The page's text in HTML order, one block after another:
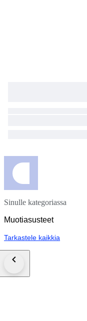
Sinulle kategoriassa
Muotiasusteet
Tarkastele kaikkia